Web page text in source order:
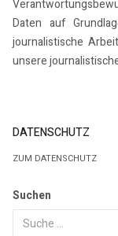
Daten auf
journalistische
unsere
DATENSCHUTZ
ZUM DATENSCHUTZ
Suchen